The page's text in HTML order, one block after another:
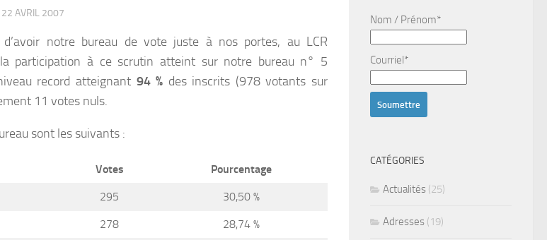
22 AVRIL 2007
notre bureau de vote juste à nos portes, au LCR
la participation à ce scrutin atteint sur notre bureau n° 5
record atteignant 94 % des inscrits (978 votants sur
11 votes nuls.
sont les suivants :
Votes Pourcentage
295 30,50 %
278 28,74 %
Nom / Prénom*
Courriel*
CATÉGORIES
Actualités (25)
Adresses (19)